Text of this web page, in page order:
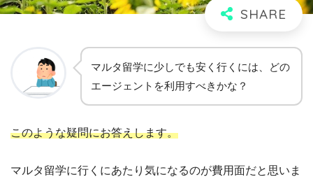
マルタ留学に少しでも安く行くには、どの
エージェントを利用すべきかな？
このような疑問にお答えします。
マルタ留学に行くにあたり気になるのが費用面だと思いま